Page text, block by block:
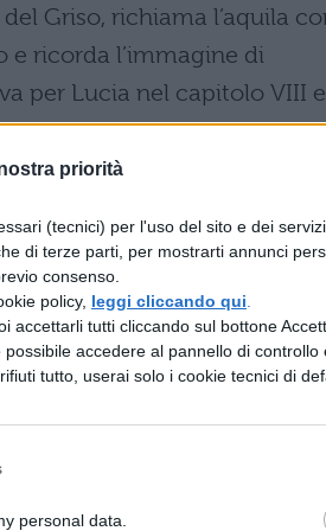
priorità
(tecnici) per l'uso del sito e dei
di terze parti, per mostrarti annunci
consenso.
policy, leggi cliccando qui
accettarli tutti cliccando sul bottone
accedere al pannello di controllo
tutto, userai solo i cookie tecnici di
personal data.
Griso, richiama l’aquila
ricorda l’immagine di
per Lucia nel capitolo VIII e
continua alternanza dei
Le azioni e gli
quasi oggettivo,
il controllo della situazione.
dall’ottica di Lucia: così la
nerborute del Nibbio e alle
oppure a tre bocche
cui cercano di convincere